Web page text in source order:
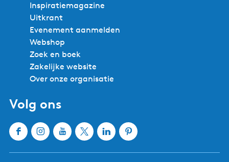
Inspiratiemagazine
Uitkrant
Evenement aanmelden
Webshop
Zoek en boek
Zakelijke website
Over onze organisatie
Volg ons
F
I
Y
X
L
P